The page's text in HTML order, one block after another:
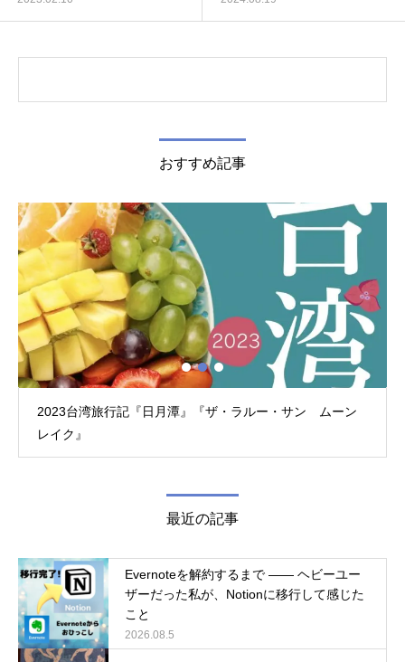
おすすめ記事
2023台湾旅行記『日月潭』『ザ・ラルー・サン ムーン
レイク』
最近の記事
Evernoteを解約するまで ―― ヘビーユー
ザーだった私が、Notionに移行して感じた
こと
2026.08.5